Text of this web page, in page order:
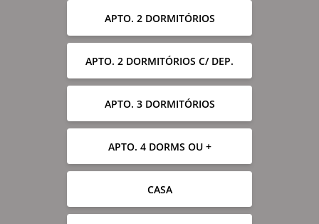
APTO. 2 DORMITÓRIOS
APTO. 2 DORMITÓRIOS C/ DEP.
APTO. 3 DORMITÓRIOS
APTO. 4 DORMS OU +
CASA